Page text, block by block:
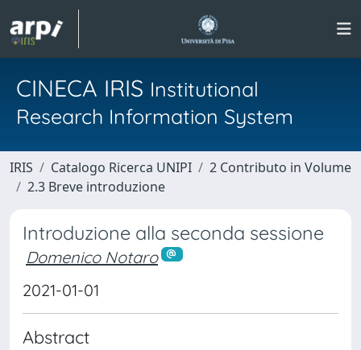
CINECA IRIS Institutional
Research Information System
IRIS Catalogo Ricerca UNIPI
2 Contributo in Volume
2.3 Breve introduzione
Introduzione alla seconda sessione
Domenico Notaro
2021-01-01
Abstract